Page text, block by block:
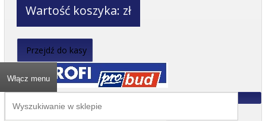
Wartość koszyka: zł
Przejdź do kasy
Włącz menu